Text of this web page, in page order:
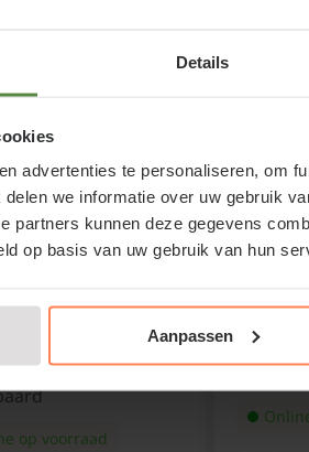
Details
advertenties te personaliseren, om
we informatie over uw gebruik
partners kunnen deze gegevens
op basis van uw gebruik van hun
Aanpassen
planiscapus
op voorraad